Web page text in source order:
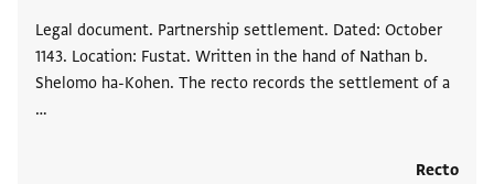
Legal document. Partnership settlement. Dated: October
1143. Location: Fustat. Written in the hand of Nathan b.
Shelomo ha-Kohen. The recto records the settlement of a
…
Recto